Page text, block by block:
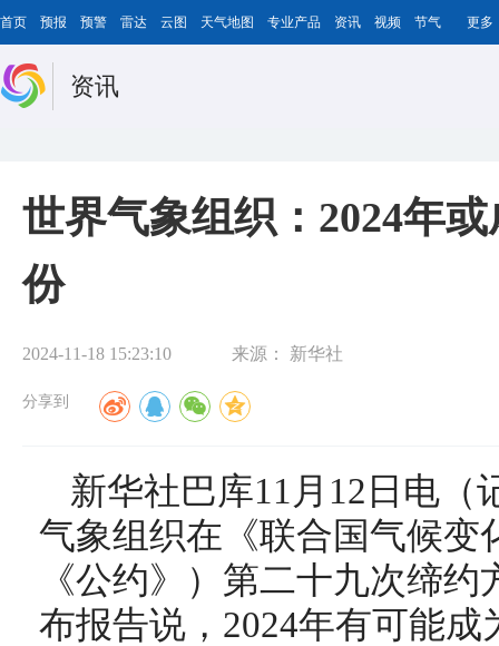
首页 预报 预警 雷达 云图 天气地图 专业产品 资讯 视频 节气 更多
资讯
世界气象组织：2024年
份
2024-11-18 15:23:10 来源： 新华社
分享到
新华社巴库11月12日电
气象组织在《联合国气候变
《公约》）第二十九次缔
布报告说，2024年有可能